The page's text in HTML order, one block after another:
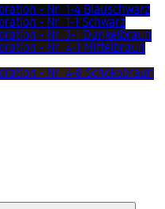
- Nr. 1-4 Blauschwarz
- Nr. 1-1 Schwarz
- Nr. 3-1 Dunkelbraun
- Nr. 4-1 Mittelbraun
- Nr. 4-8 Schokobraun